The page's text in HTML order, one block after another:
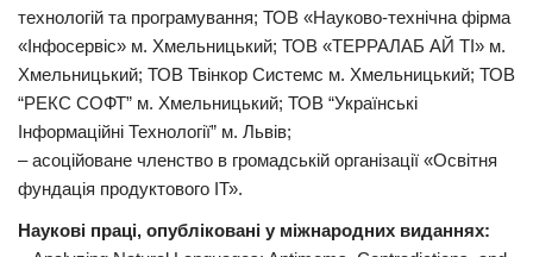
технологій та програмування; ТОВ «Науково-технічна фірма
«Інфосервіс» м. Хмельницький; ТОВ «ТЕРРАЛАБ АЙ ТІ» м.
Хмельницький; ТОВ Твінкор Системс м. Хмельницький; ТОВ
“РЕКС СОФТ” м. Хмельницький; ТОВ “Українські
Інформаційні Технології” м. Львів;
– асоційоване членство в громадській організації «Освітня
фундація продуктового ІТ».
Наукові праці, опубліковані у міжнародних виданнях: